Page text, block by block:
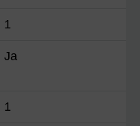
1
Ja
1